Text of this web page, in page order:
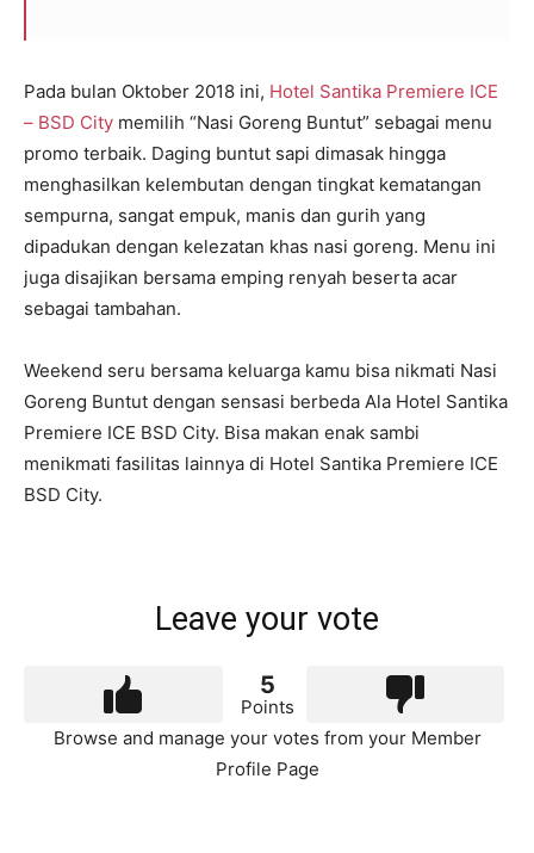
Pada bulan Oktober 2018 ini, Hotel Santika Premiere ICE
– BSD City memilih “Nasi Goreng Buntut” sebagai menu
promo terbaik. Daging buntut sapi dimasak hingga
menghasilkan kelembutan dengan tingkat kematangan
sempurna, sangat empuk, manis dan gurih yang
dipadukan dengan kelezatan khas nasi goreng. Menu ini
juga disajikan bersama emping renyah beserta acar
sebagai tambahan.
Weekend seru bersama keluarga kamu bisa nikmati Nasi
Goreng Buntut dengan sensasi berbeda Ala Hotel Santika
Premiere ICE BSD City. Bisa makan enak sambi
menikmati fasilitas lainnya di Hotel Santika Premiere ICE
BSD City.
Leave your vote
5
Points
Browse and manage your votes from your Member
Profile Page